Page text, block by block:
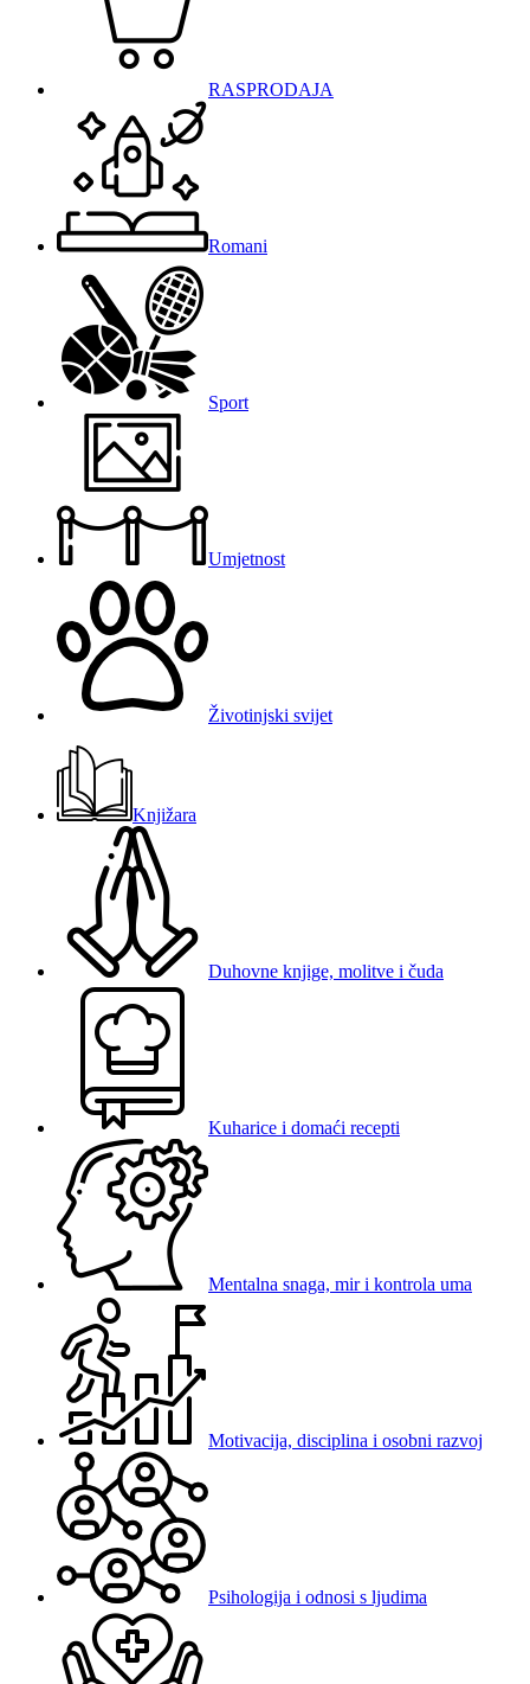
RASPRODAJA
Romani
Sport
Umjetnost
Životinjski svijet
Knjižara
Duhovne knjige, molitve i čuda
Kuharice i domaći recepti
Mentalna snaga, mir i kontrola uma
Motivacija, disciplina i osobni razvoj
Psihologija i odnosi s ljudima